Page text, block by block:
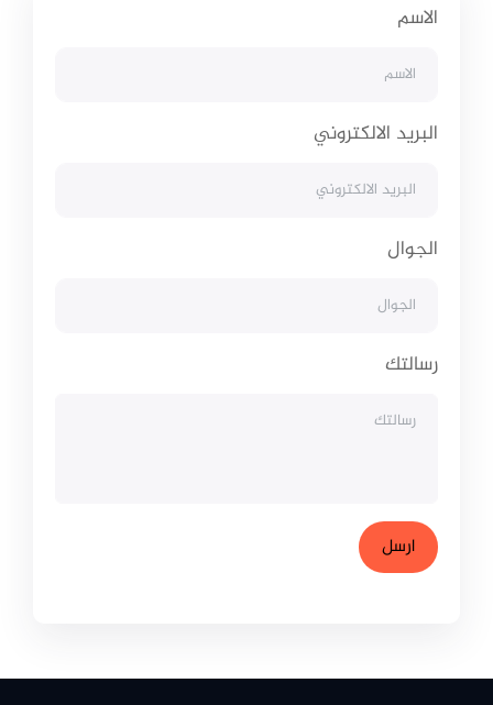
الاسم
البريد الالكتروني
الجوال
رسالتك